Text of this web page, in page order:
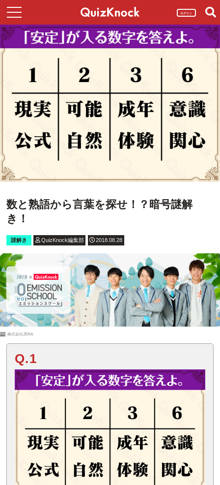
ログイン
数と熟語から言葉を探せ！？暗号謎解
き！
謎解き QuizKnock編集部 2018.08.28
PR 株式会社JERA
Q.1